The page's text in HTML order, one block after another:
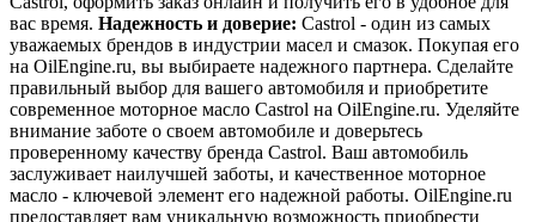
вас время. Надежность и доверие: Castrol - один из самых
уважаемых брендов в индустрии масел и смазок. Покупая его
на OilEngine.ru, вы выбираете надежного партнера. Сделайте
правильный выбор для вашего автомобиля и приобретите
современное моторное масло Castrol на OilEngine.ru. Уделяйте
внимание заботе о своем автомобиле и доверьтесь
проверенному качеству бренда Castrol. Ваш автомобиль
заслуживает наилучшей заботы, и качественное моторное
масло - ключевой элемент его надежной работы. OilEngine.ru
предоставляет вам уникальную возможность приобрести